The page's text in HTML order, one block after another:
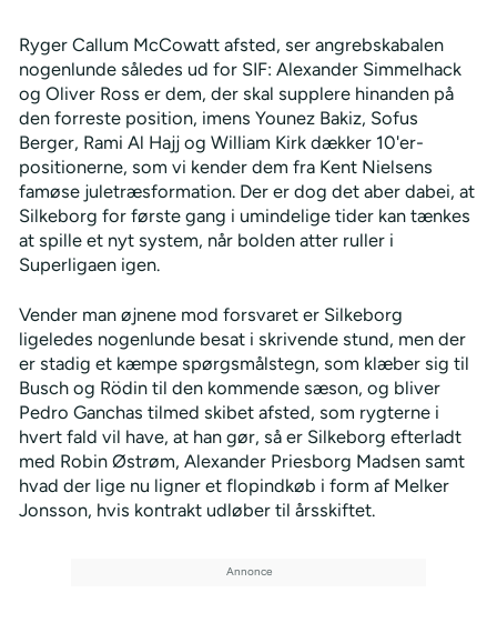
Ryger Callum McCowatt afsted, ser angrebskabalen
nogenlunde således ud for SIF: Alexander Simmelhack
og Oliver Ross er dem, der skal supplere hinanden på
den forreste position, imens Younez Bakiz, Sofus
Berger, Rami Al Hajj og William Kirk dækker 10'er-
positionerne, som vi kender dem fra Kent Nielsens
famøse juletræsformation. Der er dog det aber dabei, at
Silkeborg for første gang i umindelige tider kan tænkes
at spille et nyt system, når bolden atter ruller i
Superligaen igen.
Vender man øjnene mod forsvaret er Silkeborg
ligeledes nogenlunde besat i skrivende stund, men der
er stadig et kæmpe spørgsmålstegn, som klæber sig til
Busch og Rödin til den kommende sæson, og bliver
Pedro Ganchas tilmed skibet afsted, som rygterne i
hvert fald vil have, at han gør, så er Silkeborg efterladt
med Robin Østrøm, Alexander Priesborg Madsen samt
hvad der lige nu ligner et flopindkøb i form af Melker
Jonsson, hvis kontrakt udløber til årsskiftet.